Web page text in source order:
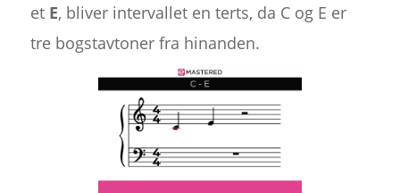
et E, bliver intervallet en terts, da C og E er
tre bogstavtoner fra hinanden.